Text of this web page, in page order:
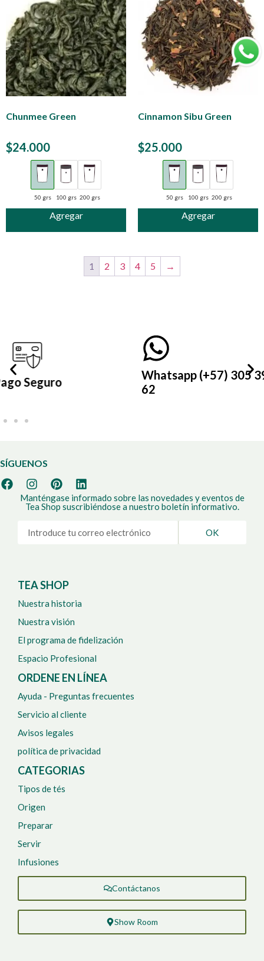
Chunmee Green
$24.000
Agregar
50 grs 100 grs 200 grs
Cinnamon Sibu Green
$25.000
Agregar
50 grs 100 grs 200 grs
1 2 3 4 5 →
Whatsapp (+57) 305 399 21
62
SÍGUENOS
Manténgase informado sobre las novedades y eventos de
Tea Shop suscribiéndose a nuestro boletín informativo.
OK
TEA SHOP
Nuestra historia
Nuestra visión
El programa de fidelización
Espacio Profesional
ORDENE EN LÍNEA
Ayuda - Preguntas frecuentes
Servicio al cliente
Avisos legales
política de privacidad
CATEGORIAS
Tipos de tés
Origen
Preparar
Servir
Infusiones
Contáctanos
Show Room